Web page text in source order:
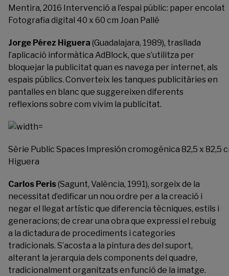
Mentira, 2016 Intervenció a l’espai públic: paper encolat
Fotografia digital 40 x 60 cm Joan Pallé
Jorge Pérez Higuera (Guadalajara, 1989), trasllada
l’aplicació informàtica AdBlock, que s’utilitza per
bloquejar la publicitat quan es navega per internet, als
espais públics. Converteix les tanques publicitàries en
pantalles en blanc que suggereixen diferents
reflexions sobre com vivim la publicitat.
Sèrie Public Spaces Impresión cromogénica 82,5 x 82,5
Higuera
Carlos Peris(Sagunt, València, 1991), sorgeix de la
necessitat d’edificar un nou ordre per a la creació i
negar el llegat artístic que diferencia tècniques, estils i
generacions; de crear una obra que expressi el rebuig
a la dictadura de procediments i categories
tradicionals. S’acosta a la pintura des del suport,
alterant la jerarquia dels components del quadre,
tradicionalment organitzats en funció de la imatge.